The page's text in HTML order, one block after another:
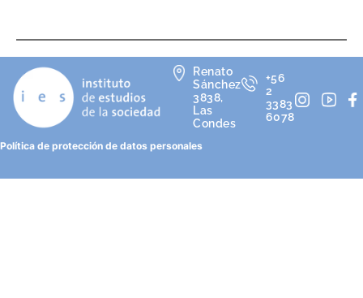
Renato
Sánchez
3838,
Las
Condes
+56
2
3383
6078
Política de protección de datos personales